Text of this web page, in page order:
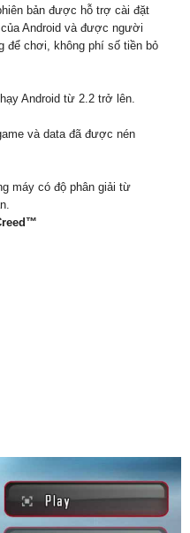
bản được hỗ trợ cài đặt
Android và được người
để chơi, không phí số tiền bỏ
Android từ 2.2 trở lên.
và data đã được nén
máy có độ phân giải từ